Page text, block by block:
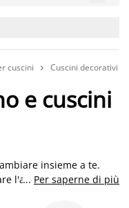
cuscini  Cuscini decorativi
e cuscini
insieme a te.
l'atmosfera del
... Per saperne di più